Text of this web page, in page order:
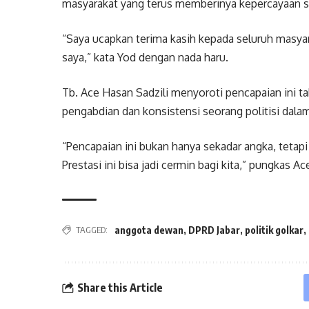
masyarakat yang terus memberinya kepercayaan
“Saya ucapkan terima kasih kepada seluruh
saya,” kata Yod dengan nada haru.
Tb. Ace Hasan Sadzili menyoroti pencapaian ini
pengabdian dan konsistensi seorang politisi
“Pencapaian ini bukan hanya sekadar angka,
Prestasi ini bisa jadi cermin bagi kita,” pungkas
TAGGED: anggota dewan, DPRD Jabar, politik golkar,
Share this Article